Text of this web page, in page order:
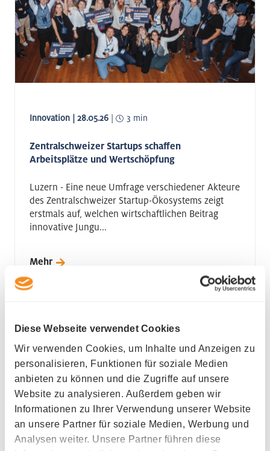
Diese Webseite verwendet Cookies
Wir verwenden Cookies, um Inhalte und Anzeigen zu
personalisieren, Funktionen für soziale Medien
anbieten zu können und die Zugriffe auf unsere
Website zu analysieren. Außerdem geben wir
Informationen zu Ihrer Verwendung unserer Website
an unsere Partner für soziale Medien, Werbung und
Analysen weiter. Unsere Partner führen diese
Innovation | 28.05.26 | 3 min
Zentralschweizer Startups schaffen
Arbeitsplätze und Wertschöpfung
Luzern - Eine neue Umfrage verschiedener Akteure
des Zentralschweizer Startup-Ökosystems zeigt
erstmals auf, welchen wirtschaftlichen Beitrag
innovative Jungu...
Mehr